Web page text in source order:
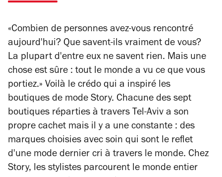
«Combien de personnes avez-vous rencontré
aujourd'hui? Que savent-ils vraiment de vous?
La plupart d'entre eux ne savent rien. Mais une
chose est sûre : tout le monde a vu ce que vous
portiez.» Voilà le crédo qui a inspiré les
boutiques de mode Story. Chacune des sept
boutiques réparties à travers Tel-Aviv a son
propre cachet mais il y a une constante : des
marques choisies avec soin qui sont le reflet
d'une mode dernier cri à travers le monde. Chez
Story, les stylistes parcourent le monde entier